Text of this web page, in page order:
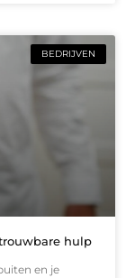
BEDRIJVEN
hulp
en je